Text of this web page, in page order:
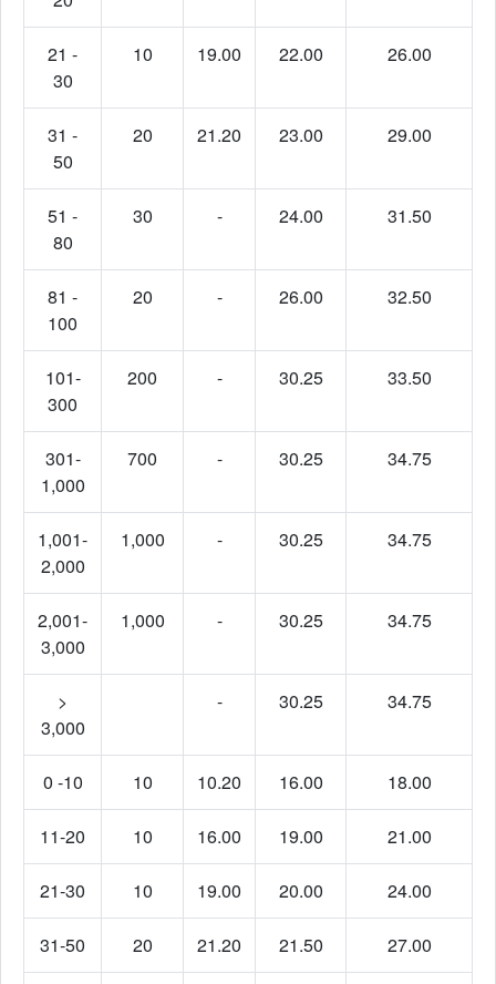
21 -
30
10 19.00 22.00 26.00
31 -
50
20 21.20 23.00 29.00
51 -
80
30 - 24.00 31.50
81 -
100
20 - 26.00 32.50
101-
300
200 - 30.25 33.50
301-
1,000
700 - 30.25 34.75
1,001-
2,000
1,000 - 30.25 34.75
2,001-
3,000
1,000 - 30.25 34.75
>
3,000
- 30.25 34.75
0 -10 10 10.20 16.00 18.00
11-20 10 16.00 19.00 21.00
21-30 10 19.00 20.00 24.00
31-50 20 21.20 21.50 27.00